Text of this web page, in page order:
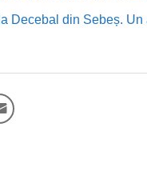
Decebal din Sebeș.